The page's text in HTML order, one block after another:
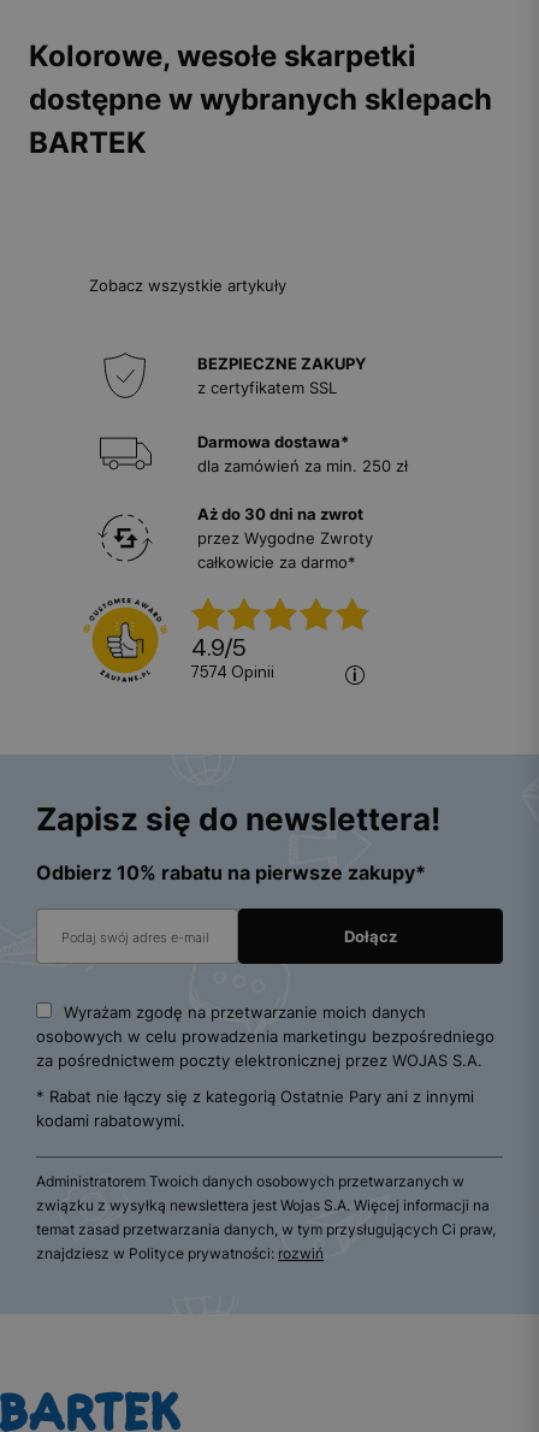
Kolorowe, wesołe skarpetki
dostępne w wybranych sklepach
BARTEK
Zobacz wszystkie artykuły
BEZPIECZNE ZAKUPY
z certyfikatem SSL
Darmowa dostawa*
dla zamówień za min. 250 zł
Aż do 30 dni na zwrot
przez Wygodne Zwroty
całkowicie za darmo*
4.9/5
7574 opinii
Zapisz się do newslettera!
Odbierz 10% rabatu na pierwsze zakupy*
Wyrażam zgodę na przetwarzanie moich danych
osobowych w celu prowadzenia marketingu bezpośredniego
za pośrednictwem poczty elektronicznej przez WOJAS S.A.
* Rabat nie łączy się z kategorią Ostatnie Pary ani z innymi
kodami rabatowymi.
Administratorem Twoich danych osobowych przetwarzanych w
związku z wysyłką newslettera jest Wojas S.A. Więcej informacji na
temat zasad przetwarzania danych, w tym przysługujących Ci praw,
znajdziesz w Polityce prywatności: rozwiń